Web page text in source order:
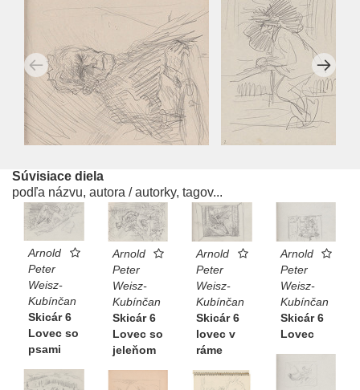
Súvisiace diela
podľa názvu, autora / autorky, tagov...
Arnold
Peter
Weisz-
Kubínčan
Skicár 6
Lovec so
psami
Arnold
Peter
Weisz-
Kubínčan
Skicár 6
Lovec so
jeleňom
Arnold
Peter
Weisz-
Kubínčan
Skicár 6
lovec v
ráme
Arnold
Peter
Weisz-
Kubínčan
Skicár 6
Lovec